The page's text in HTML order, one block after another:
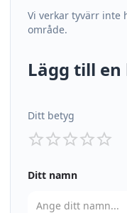
Vi verkar tyvärr inte
område.
Lägg till
Ditt betyg
Ditt namn